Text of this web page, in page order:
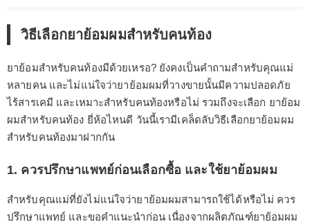
วิธีเลือกยาย้อมผมสำหรับคนท้อง
ยาย้อมสำหรับคนท้องมีด้วยเหรอ? ยังคงเป็นคำถามสำหรับคุณแม่
หลายคน และไม่แน่ใจว่ายาย้อมผมที่วางขายนั้นมีความปลอดภัย
ไร้สารเคมี และเหมาะสำหรับคนท้องหรือไม่ รวมถึงจะเลือก ยาย้อม
ผมสำหรับคนท้อง ยี่ห้อไหนดี วันนี้เรามีเคล็ดลับวิธีเลือกยาย้อมผม
สำหรับคนท้องมาฝากกัน
1. ควรปรึกษาแพทย์ก่อนเลือกซื้อ และใช้ยาย้อมผม
สำหรับคุณแม่ที่ยังไม่แน่ใจว่ายาย้อมผมสามารถใช้ได้หรือไม่ ควร
ปรึกษาแพทย์ และขอคำแนะนำก่อน เนื่องจากผลิตภัณฑ์ยาย้อมผม